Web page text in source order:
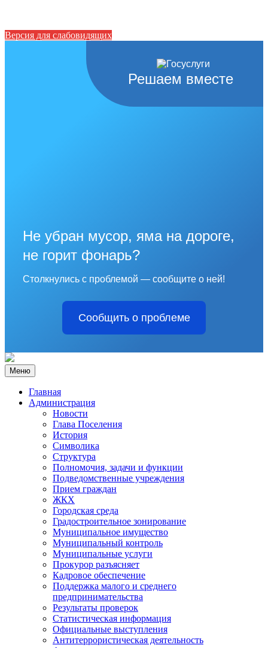
Версия для слабовидящих
Решаем вместе
Не убран мусор, яма на дороге,
не горит фонарь?
Столкнулись с проблемой — сообщите о ней!
Сообщить о проблеме
Меню
Главная
Администрация
Новости
Глава Поселения
История
Символика
Структура
Полномочия, задачи и функции
Подведомственные учреждения
Прием граждан
ЖКХ
Городская среда
Градостроительное зонирование
Муниципальное имущество
Муниципальный контроль
Муниципальные услуги
Прокурор разъясняет
Кадровое обеспечение
Поддержка малого и среднего
предпринимательства
Результаты проверок
Статистическая информация
Официальные выступления
Антитеррористическая деятельность